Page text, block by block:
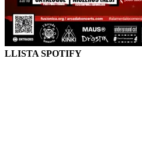
LLISTA SPOTIFY